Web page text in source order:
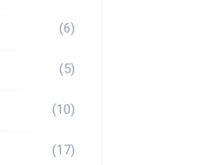
(6)
(5)
(10)
(17)